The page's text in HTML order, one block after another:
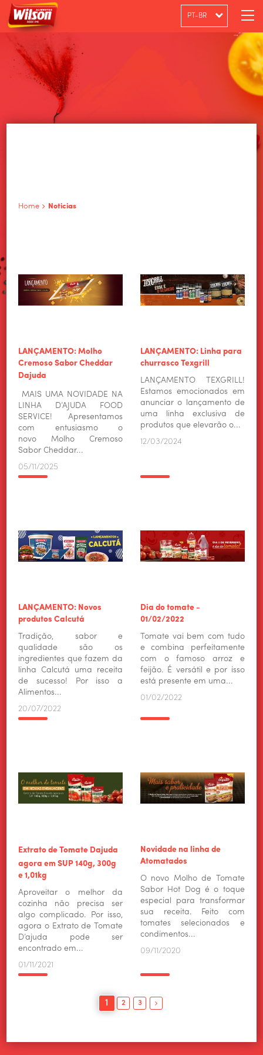
PRODUTOS
CULINÁRIA
NOTÍCIAS
PT-BR
Home Noticias
LANÇAMENTO: Molho
Cremoso Sabor Cheddar
Dajuda
MAIS UMA NOVIDADE NA
LINHA D’AJUDA FOOD
SERVICE! Apresentamos
com entusiasmo o
novo Molho Cremoso
Sabor Cheddar...
05/11/2025
LANÇAMENTO: Linha para
churrasco Texgrill
LANÇAMENTO TEXGRILL!
Estamos emocionados em
anunciar o lançamento de
uma linha exclusiva de
produtos que elevarão o...
12/03/2024
LANÇAMENTO: Novos
produtos Calcutá
Tradição, sabor e
qualidade são os
ingredientes que fazem da
linha Calcutá uma receita
de sucesso! Por isso a
Alimentos...
20/07/2022
Dia do tomate -
01/02/2022
Tomate vai bem com tudo
e combina perfeitamente
com o famoso arroz e
feijão. É versátil e por isso
está presente em uma...
01/02/2022
Extrato de Tomate Dajuda
agora em SUP 140g, 300g
e 1,01kg
Aproveitar o melhor da
cozinha não precisa ser
algo complicado. Por isso,
agora o Extrato de Tomate
D’ajuda pode ser
encontrado em...
01/11/2021
Novidade na linha de
Atomatados
O novo Molho de Tomate
Sabor Hot Dog é o toque
especial para transformar
sua receita. Feito com
tomates selecionados e
condimentos...
09/11/2020
1 2 3